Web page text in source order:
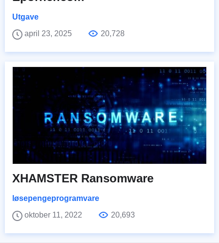
Utgave
april 23, 2025
20,728
XHAMSTER Ransomware
løsepengeprogramvare
oktober 11, 2022
20,693